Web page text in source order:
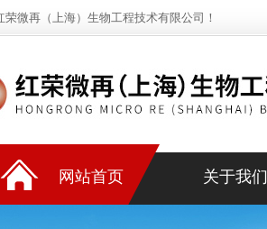
荣微再（上海）生物工程技术有限公司！
网站首页 关于我们